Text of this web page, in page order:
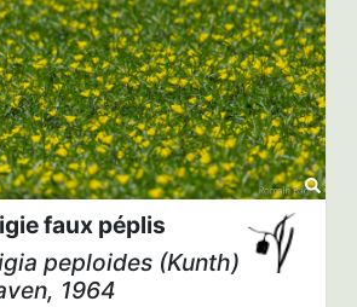
faux péplis
peploides (Kunth)
1964